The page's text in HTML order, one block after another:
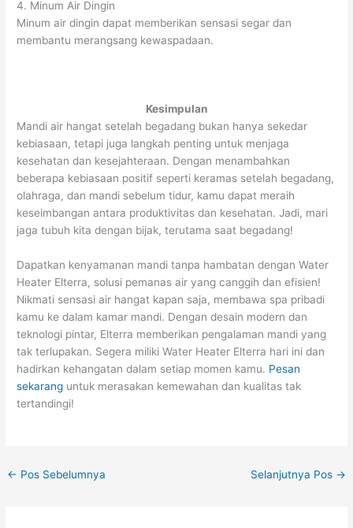
4. Minum Air Dingin
Minum air dingin dapat memberikan sensasi segar dan
membantu merangsang kewaspadaan.
Kesimpulan
Mandi air hangat setelah begadang bukan hanya sekedar
kebiasaan, tetapi juga langkah penting untuk menjaga
kesehatan dan kesejahteraan. Dengan menambahkan
beberapa kebiasaan positif seperti keramas setelah begadang,
olahraga, dan mandi sebelum tidur, kamu dapat meraih
keseimbangan antara produktivitas dan kesehatan. Jadi, mari
jaga tubuh kita dengan bijak, terutama saat begadang!
Dapatkan kenyamanan mandi tanpa hambatan dengan Water
Heater Elterra, solusi pemanas air yang canggih dan efisien!
Nikmati sensasi air hangat kapan saja, membawa spa pribadi
kamu ke dalam kamar mandi. Dengan desain modern dan
teknologi pintar, Elterra memberikan pengalaman mandi yang
tak terlupakan. Segera miliki Water Heater Elterra hari ini dan
hadirkan kehangatan dalam setiap momen kamu. Pesan
sekarang untuk merasakan kemewahan dan kualitas tak
tertandingi!
← Pos Sebelumnya Selanjutnya Pos →